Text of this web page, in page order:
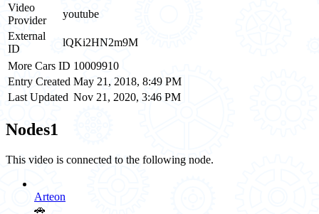
Video
Provider
youtube
External
ID
lQKi2HN2m9M
More Cars ID 10009910
Entry Created May 21, 2018, 8:49 PM
Last Updated Nov 21, 2020, 3:46 PM
Nodes1
This video is connected to the following node.
Arteon
🚗️